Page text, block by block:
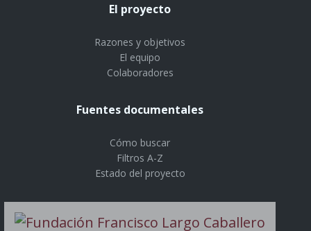
El proyecto
Razones y objetivos
El equipo
Colaboradores
Fuentes documentales
Cómo buscar
Filtros A-Z
Estado del proyecto